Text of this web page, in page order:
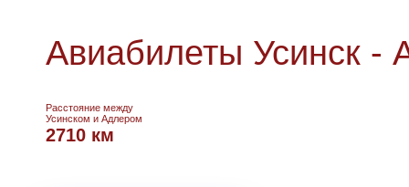
Авиабилеты Усинск -
Расстояние между
Усинском и Адлером
2710 км